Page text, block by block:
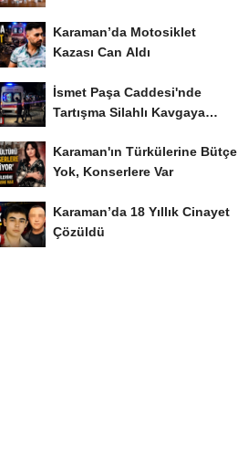
Karaman’da Motosiklet
Kazası Can Aldı
İsmet Paşa Caddesi'nde
Tartışma Silahlı Kavgaya
Karaman'ın Türkülerine Bütçe
Yok, Konserlere Var
Karaman’da 18 Yıllık Cinayet
Çözüldü